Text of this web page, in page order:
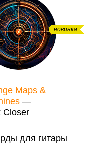
новинка
Maps &
—
Closer
для гитары